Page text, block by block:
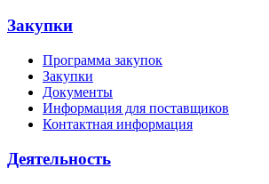
Закупки
Программа закупок
Закупки
Документы
Информация для поставщиков
Контактная информация
Деятельность